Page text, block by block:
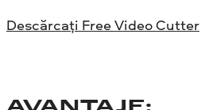
Descărcați Free Video Cutter